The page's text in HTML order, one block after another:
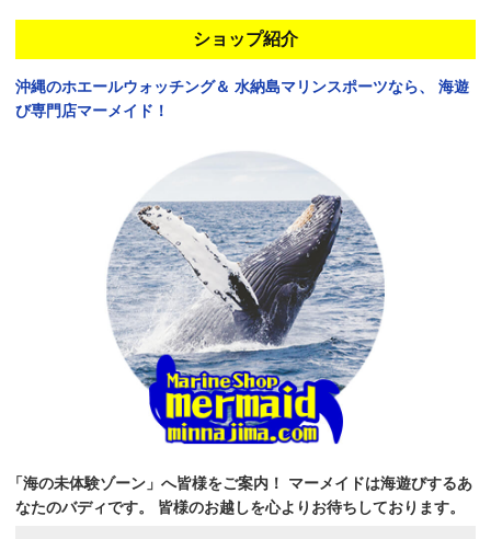
ショップ紹介
沖縄のホエールウォッチング＆ 水納島マリンスポーツなら、
海遊
び専門店マーメイド！
「海の未体験ゾーン」へ皆様をご案内！
マーメイドは海遊びするあ
なたのバディです。
皆様のお越しを心よりお待ちしております。